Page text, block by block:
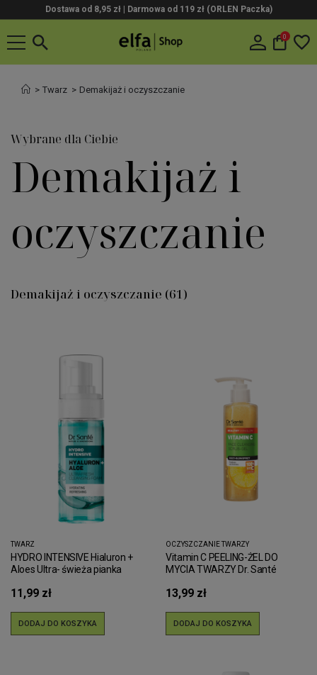
Dostawa od 8,95 zł | Darmowa od 119 zł (ORLEN Paczka)
0
Twarz Demakijaż i oczyszczanie
Wybrane dla Ciebie
Demakijaż i
oczyszczanie
Demakijaż i oczyszczanie (61)
TWARZ
HYDRO INTENSIVE Hialuron +
Aloes Ultra- świeża pianka
11,99 zł
DODAJ DO KOSZYKA
OCZYSZCZANIE TWARZY
Vitamin C PEELING-ŻEL DO
MYCIA TWARZY Dr. Santé
13,99 zł
DODAJ DO KOSZYKA